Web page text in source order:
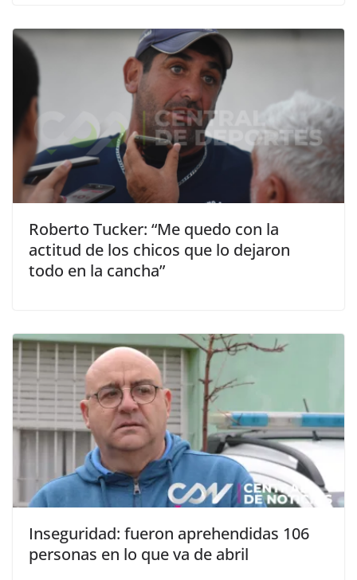
Roberto Tucker: “Me quedo con la
actitud de los chicos que lo dejaron
todo en la cancha”
Inseguridad: fueron aprehendidas 106
personas en lo que va de abril